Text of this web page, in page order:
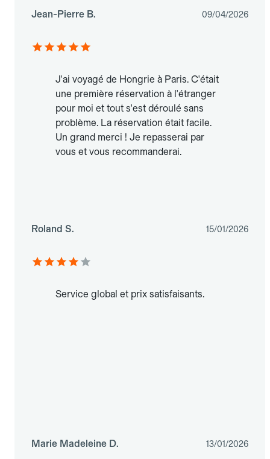
Jean-Pierre B. 09/04/2026
J'ai voyagé de Hongrie à Paris. C'était
une première réservation à l'étranger
pour moi et tout s'est déroulé sans
problème. La réservation était facile.
Un grand merci ! Je repasserai par
vous et vous recommanderai.
Roland S. 15/01/2026
Service global et prix satisfaisants.
Marie Madeleine D. 13/01/2026